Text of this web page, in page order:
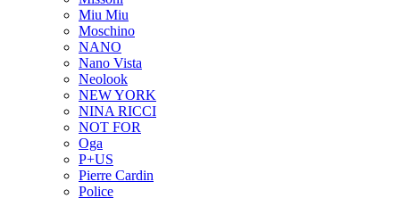
Miu Miu
Moschino
NANO
Nano Vista
Neolook
NEW YORK
NINA RICCI
NOT FOR
Oga
P+US
Pierre Cardin
Police